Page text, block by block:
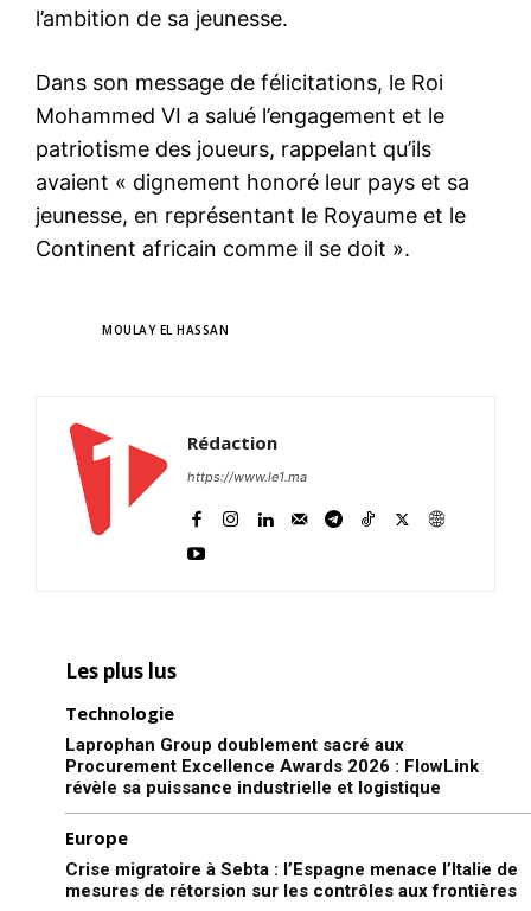
l’ambition de sa jeunesse.
Dans son message de félicitations, le Roi
Mohammed VI a salué l’engagement et le
patriotisme des joueurs, rappelant qu’ils
avaient « dignement honoré leur pays et sa
jeunesse, en représentant le Royaume et le
Continent africain comme il se doit ».
MOULAY EL HASSAN
Rédaction
https://www.le1.ma
Les plus lus
Technologie
Laprophan Group doublement sacré aux
Procurement Excellence Awards 2026 : FlowLink
révèle sa puissance industrielle et logistique
Europe
Crise migratoire à Sebta : l’Espagne menace l’Italie de
mesures de rétorsion sur les contrôles aux frontières